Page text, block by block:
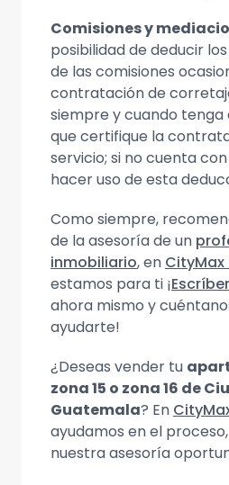
Comisiones y
posibilidad de deducir
de las comisiones
contratación de
siempre y cuando
que certifique la
servicio; si no cuenta
hacer uso de esta
Como siempre,
de la asesoría de un
inmobiliario, en
estamos para ti ¡
ahora mismo y
ayudarte!
¿Deseas vender tu
zona 15 o zona 16 de
Guatemala? En
ayudamos en el
nuestra asesoría